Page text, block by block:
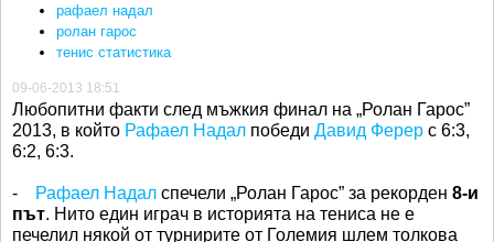
рафаел надал
ролан гарос
тенис статистика
09-06-2013 18:51
Любопитни факти след мъжкия финал на „Ролан Гарос”
2013, в който Рафаел Надал победи Давид Ферер с 6:3,
6:2, 6:3.
- Рафаел Надал спечели „Ролан Гарос” за рекорден 8-и
път. Нито един играч в историята на тениса не е
печелил някой от турнирите от Големия шлем толкова